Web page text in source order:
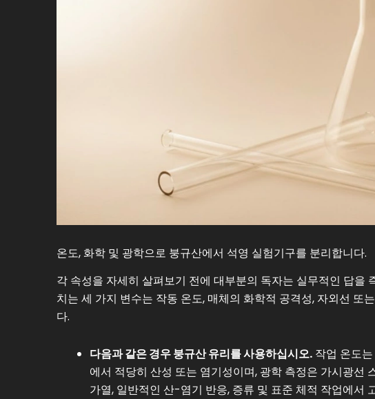
온도, 화학 및 광학으로 붕규산에서 석영 실험기구를 분리합니다.
각 속성을 자세히 살펴보기 전에 대부분의 독자는 실무적인 답을
치는 세 가지 변수는 작동 온도, 매체의 화학적 공격성, 자외선 또
다.
다음과 같은 경우 붕규산 유리를 사용하십시오. 작업 온도
에서 적당히 산성 또는 염기성이며, 광학 측정은 가시광
가열, 일반적인 산-염기 반응, 증류 및 표준 체적 작업에서